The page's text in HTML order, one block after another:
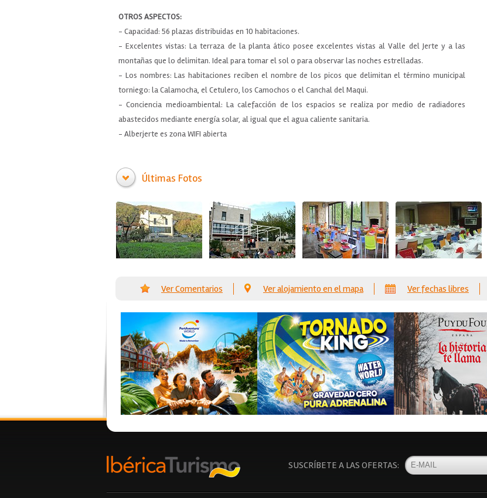
OTROS ASPECTOS:
- Capacidad: 56 plazas distribuidas en 10 habitaciones.
- Excelentes vistas: La terraza de la planta ático posee excelentes vistas al Valle del Jerte y a las
montañas que lo delimitan. Ideal para tomar el sol o para observar las noches estrelladas.
- Los nombres: Las habitaciones reciben el nombre de los picos que delimitan el término municipal
torniego: la Calamocha, el Cetulero, los Camochos o el Canchal del Maqui.
- Conciencia medioambiental: La calefacción de los espacios se realiza por medio de radiadores
abastecidos mediante energía solar, al igual que el agua caliente sanitaria.
- Alberjerte es zona WIFI abierta
Últimas Fotos
Ver Comentarios Ver alojamiento en el mapa Ver fechas libres
SUSCRÍBETE A LAS OFERTAS: